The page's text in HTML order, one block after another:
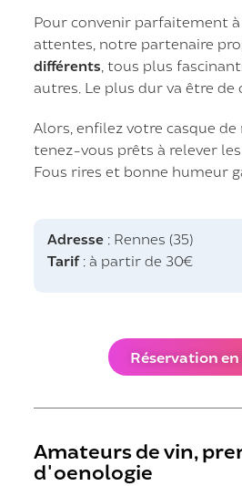
Pour convenir parfaitement à
attentes, notre partenaire
différents , tous plus
autres. Le plus dur va être de
Alors, enfilez votre casque
tenez-vous prêts à relever
Fous rires et bonne humeur
Adresse : Rennes (35)
Tarif: à partir de 30€
Réservation
Amateurs de vin,
d'oenologie